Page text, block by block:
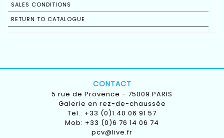
SALES CONDITIONS
RETURN TO CATALOGUE
CONTACT
5 rue de Provence - 75009 PARIS
Galerie en rez-de-chaussée
Tel.: +33 (0)1 40 06 91 57
Mob: +33 (0)6 76 14 06 74
pcv@live.fr